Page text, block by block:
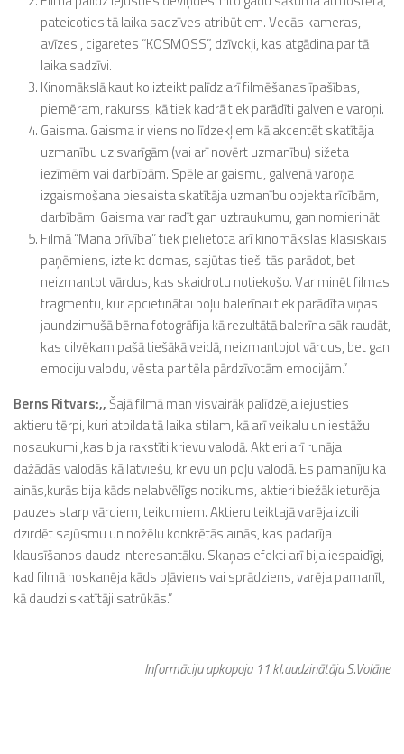
pateicoties tā laika sadzīves atribūtiem. Vecās kameras,
avīzes , cigaretes “KOSMOSS”, dzīvokļi, kas atgādina par tā
laika sadzīvi.
Kinomākslā kaut ko izteikt palīdz arī filmēšanas īpašības,
piemēram, rakurss, kā tiek kadrā tiek parādīti galvenie varoņi.
Gaisma. Gaisma ir viens no līdzekļiem kā akcentēt skatītāja
uzmanību uz svarīgām (vai arī novērt uzmanību) sižeta
iezīmēm vai darbībām. Spēle ar gaismu, galvenā varoņa
izgaismošana piesaista skatītāja uzmanību objekta rīcībām,
darbībām. Gaisma var radīt gan uztraukumu, gan nomierināt.
Filmā “Mana brīvība” tiek pielietota arī kinomākslas klasiskais
paņēmiens, izteikt domas, sajūtas tieši tās parādot, bet
neizmantot vārdus, kas skaidrotu notiekošo. Var minēt filmas
fragmentu, kur apcietinātai poļu balerīnai tiek parādīta viņas
jaundzimušā bērna fotogrāfija kā rezultātā balerīna sāk raudāt,
kas cilvēkam pašā tiešākā veidā, neizmantojot vārdus, bet gan
emociju valodu, vēsta par tēla pārdzīvotām emocijām.”
Berns Ritvars:,,Šajā filmā man visvairāk palīdzēja iejusties
aktieru tērpi, kuri atbilda tā laika stilam, kā arī veikalu un iestāžu
nosaukumi ,kas bija rakstīti krievu valodā. Aktieri arī runāja
dažādās valodās kā latviešu, krievu un poļu valodā. Es pamanīju ka
ainās,kurās bija kāds nelabvēlīgs notikums, aktieri biežāk ieturēja
pauzes starp vārdiem, teikumiem. Aktieru teiktajā varēja izcili
dzirdēt sajūsmu un nožēlu konkrētās ainās, kas padarīja
klausīšanos daudz interesantāku. Skaņas efekti arī bija iespaidīgi,
kad filmā noskanēja kāds bļāviens vai sprādziens, varēja pamanīt,
kā daudzi skatītāji satrūkās.”
Informāciju apkopoja 11.kl.audzinātāja S.Volāne